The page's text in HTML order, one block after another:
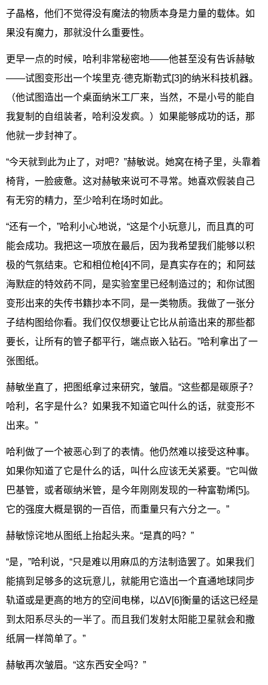
子晶格，他们不觉得没有魔法的物质本身是力量的载体。如
果没有魔力，那就没什么重要性。
更早一点的时候，哈利非常秘密地——他甚至没有告诉赫敏
——试图变形出一个埃里克·德克斯勒式[3]的纳米科技机器。
（他试图造出一个桌面纳米工厂来，当然，不是小号的能自
我复制的自组装者，哈利没发疯。）如果能够成功的话，那
他就一步封神了。
“今天就到此为止了，对吧？”赫敏说。她窝在椅子里，头靠着
椅背，一脸疲惫。这对赫敏来说可不寻常。她喜欢假装自己
有无穷的精力，至少哈利在场时如此。
“还有一个，”哈利小心地说，“这是个小玩意儿，而且真的可
能会成功。我把这一项放在最后，因为我希望我们能够以积
极的气氛结束。它和相位枪[4]不同，是真实存在的；和阿兹
海默症的特效药不同，是实验室里已经制造过的；和你试图
变形出来的失传书籍抄本不同，是一类物质。我做了一张分
子结构图给你看。我们仅仅想要让它比从前造出来的那些都
要长，让所有的管子都平行，端点嵌入钻石。”哈利拿出了一
张图纸。
赫敏坐直了，把图纸拿过来研究，皱眉。“这些都是碳原子？
哈利，名字是什么？如果我不知道它叫什么的话，就变形不
出来。”
哈利做了一个被恶心到了的表情。他仍然难以接受这种事。
如果你知道了它是什么的话，叫什么应该无关紧要。“它叫做
巴基管，或者碳纳米管，是今年刚刚发现的一种富勒烯[5]。
它的强度大概是钢的一百倍，而重量只有六分之一。”
赫敏惊诧地从图纸上抬起头来。“是真的吗？”
“是，”哈利说，“只是难以用麻瓜的方法制造罢了。如果我们
能搞到足够多的这玩意儿，就能用它造出一个直通地球同步
轨道或是更高的地方的空间电梯，以∆V[6]衡量的话这已经是
到太阳系尽头的一半了。而且我们发射太阳能卫星就会和撒
纸屑一样简单了。”
赫敏再次皱眉。“这东西安全吗？”